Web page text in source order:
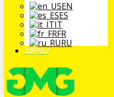
EN
ES
IT
FR
RU
MENÜ